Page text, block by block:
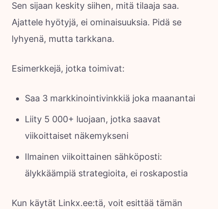
Sen sijaan keskity siihen, mitä tilaaja saa.
Ajattele hyötyjä, ei ominaisuuksia. Pidä se
lyhyenä, mutta tarkkana.
Esimerkkejä, jotka toimivat:
Saa 3 markkinointivinkkiä joka maanantai
Liity 5 000+ luojaan, jotka saavat
viikoittaiset näkemykseni
Ilmainen viikoittainen sähköposti:
älykkäämpiä strategioita, ei roskapostia
Kun käytät Linkx.ee:tä, voit esittää tämän